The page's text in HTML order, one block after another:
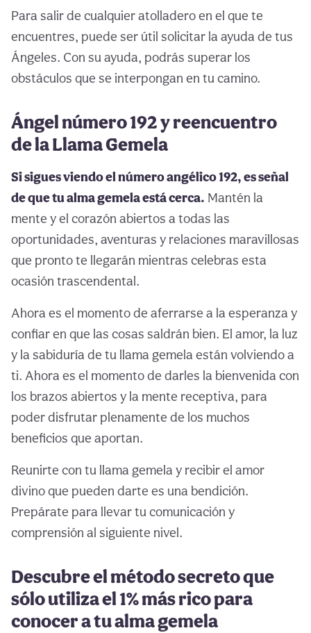
Para salir de cualquier atolladero en el que te
encuentres, puede ser útil solicitar la ayuda de tus
Ángeles. Con su ayuda, podrás superar los
obstáculos que se interpongan en tu camino.
Ángel número 192 y reencuentro
de la Llama Gemela
Si sigues viendo el número angélico 192, es señal
de que tu alma gemela está cerca. Mantén la
mente y el corazón abiertos a todas las
oportunidades, aventuras y relaciones maravillosas
que pronto te llegarán mientras celebras esta
ocasión trascendental.
Ahora es el momento de aferrarse a la esperanza y
confiar en que las cosas saldrán bien. El amor, la luz
y la sabiduría de tu llama gemela están volviendo a
ti. Ahora es el momento de darles la bienvenida con
los brazos abiertos y la mente receptiva, para
poder disfrutar plenamente de los muchos
beneficios que aportan.
Reunirte con tu llama gemela y recibir el amor
divino que pueden darte es una bendición.
Prepárate para llevar tu comunicación y
comprensión al siguiente nivel.
Descubre el método secreto que
sólo utiliza el 1% más rico para
conocer a tu alma gemela